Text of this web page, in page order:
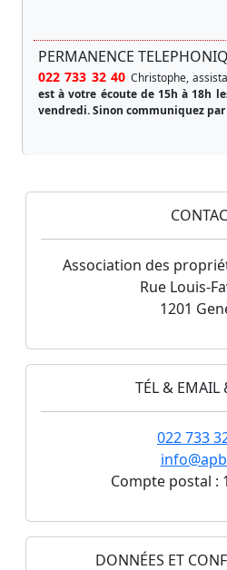
PERMANENCE
022 733 32 40 Christophe,
est à votre écoute de 15h à 18h
vendredi.Sinon communiquez
Association des
Rue Louis-
1201
TÉL & EMAIL
022 733
Compte postal :
DONNÉES ET